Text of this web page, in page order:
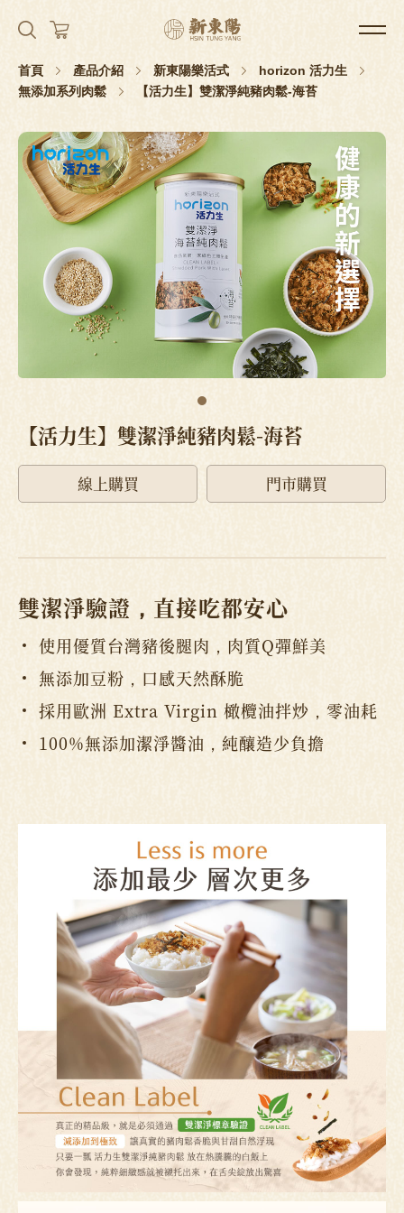
首頁 產品介紹 新東陽樂活式
horizon 活力生
無添加系列肉鬆
【活力生】雙潔淨純豬肉鬆-海苔
【活力生】雙潔淨純豬肉鬆-海苔
線上購買 門市購買
雙潔淨驗證，直接吃都安心
使用優質台灣豬後腿肉，肉質Q彈鮮美
無添加豆粉，口感天然酥脆
採用歐洲 Extra Virgin 橄欖油拌炒，零油耗
100%無添加潔淨醬油，純釀造少負擔